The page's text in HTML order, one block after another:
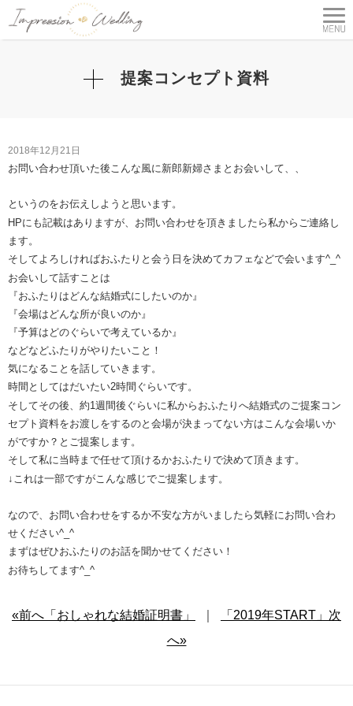
提案コンセプト資料
2018年12月21日
お問い合わせ頂いた後こんな風に新郎新婦さまとお会いして、、
というのをお伝えしようと思います。
HPにも記載はありますが、お問い合わせを頂きましたら私からご連絡し
ます。
そしてよろしければおふたりと会う日を決めてカフェなどで会います^_^
お会いして話すことは
『おふたりはどんな結婚式にしたいのか』
『会場はどんな所が良いのか』
『予算はどのぐらいで考えているか』
などなどふたりがやりたいこと！
気になることを話していきます。
時間としてはだいたい2時間ぐらいです。
そしてその後、約1週間後ぐらいに私からおふたりへ結婚式のご提案コン
セプト資料をお渡しをするのと会場が決まってない方はこんな会場いか
がですか？とご提案します。
そして私に当時まで任せて頂けるかおふたりで決めて頂きます。
↓これは一部ですがこんな感じでご提案します。
なので、お問い合わせをするか不安な方がいましたら気軽にお問い合わ
せください^_^
まずはぜひおふたりのお話を聞かせてください！
お待ちしてます^_^
«前へ「おしゃれな結婚証明書」
「2019年START」次
へ»